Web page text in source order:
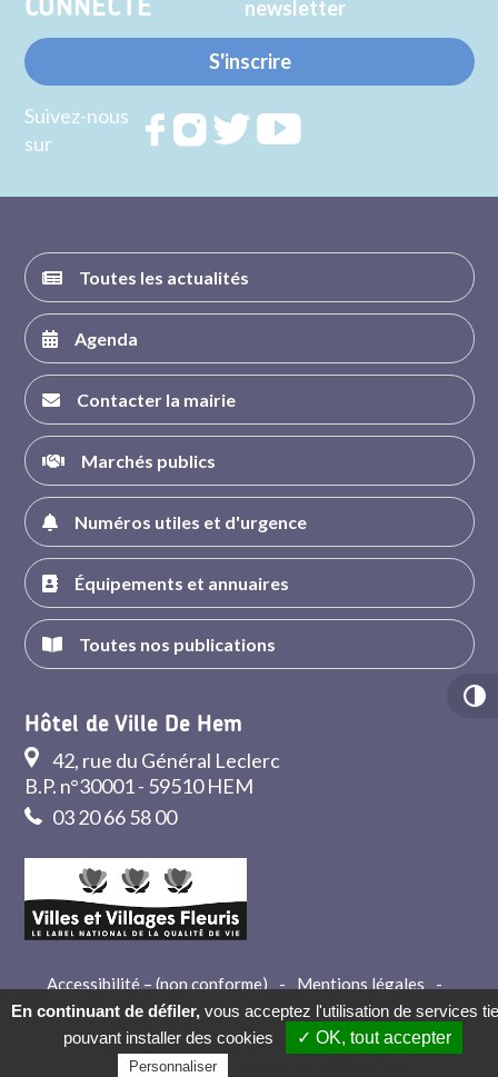
CONNECTE
newsletter
S'inscrire
Suivez-nous
sur
RejoignezRejoignezRejoignez
Toutes les actualités
Agenda
Contacter la mairie
Marchés publics
Numéros utiles et d'urgence
Équipements et annuaires
Toutes nos publications
Hôtel de Ville De Hem
42, rue du Général Leclerc
B.P. n°30001 - 59510 HEM
03 20 66 58 00
Accessibilité – (non conforme) - Mentions légales
-
Crédits
- Contact
En continuant de défiler, vous acceptez l'utilisation de services
pouvant installer des cookies
✓ OK, tout accepter
Personnaliser